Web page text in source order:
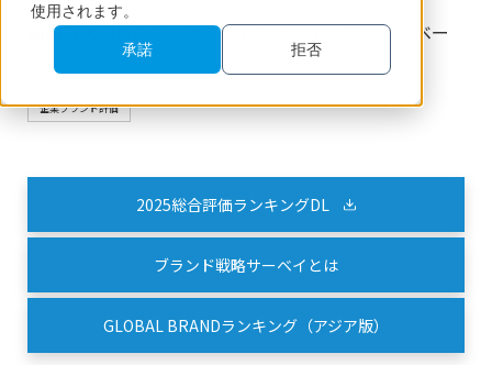
使用されます。
承諾
拒否
国内最大規模のコーポレートブランド調査データベー
企業ブランド評価
2025総合評価ランキングDL
ブランド戦略サーベイとは
GLOBAL BRANDランキング（アジア版）